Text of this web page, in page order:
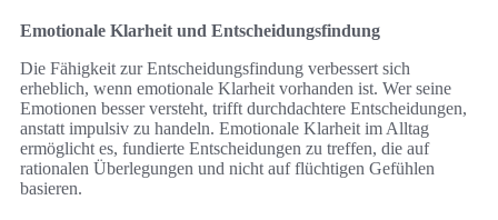
Emotionale Klarheit und Entscheidungsfindung
Die Fähigkeit zur Entscheidungsfindung verbessert sich
erheblich, wenn emotionale Klarheit vorhanden ist. Wer seine
Emotionen besser versteht, trifft durchdachtere Entscheidungen,
anstatt impulsiv zu handeln. Emotionale Klarheit im Alltag
ermöglicht es, fundierte Entscheidungen zu treffen, die auf
rationalen Überlegungen und nicht auf flüchtigen Gefühlen
basieren.